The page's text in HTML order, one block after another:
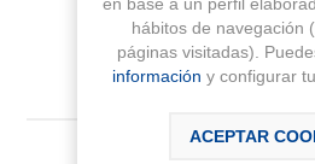
hábitos de navegación
páginas visitadas).
información y configurar
ACEPTAR